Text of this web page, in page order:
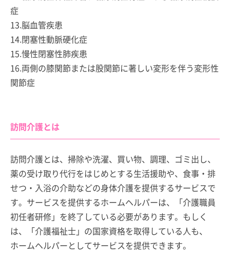
症
13.脳血管疾患
14.閉塞性動脈硬化症
15.慢性閉塞性肺疾患
16.両側の膝関節または股関節に著しい変形を伴う変形性
関節症
訪問介護とは
訪問介護とは、掃除や洗濯、買い物、調理、ゴミ出し、
薬の受け取り代行をはじめとする生活援助や、食事・排
せつ・入浴の介助などの身体介護を提供するサービスで
す。サービスを提供するホームヘルパーは、「介護職員
初任者研修」を終了している必要があります。もしく
は、「介護福祉士」の国家資格を取得している人も、
ホームヘルパーとしてサービスを提供できます。